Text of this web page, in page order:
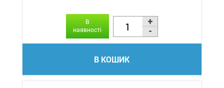
В
наявності
В КОШИК